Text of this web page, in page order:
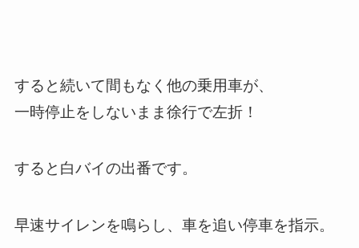
すると続いて間もなく他の乗用車が、
一時停止をしないまま徐行で左折！
すると白バイの出番です。
早速サイレンを鳴らし、車を追い停車を指示。